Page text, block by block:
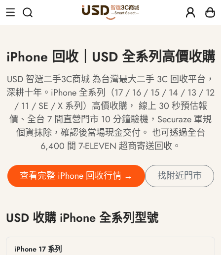
iPhone 回收｜USD 全系列高價收購
USD 智選二手3C商城 為台灣最大二手 3C 回收平台，
深耕十年。iPhone 全系列（17 / 16 / 15 / 14 / 13 / 12
/ 11 / SE / X 系列）高價收購， 線上 30 秒預估報
價、全台 7 間直營門市 10 分鐘驗機，Securaze 軍規
個資抹除，確認後當場現金交付。 也可透過全台
6,400 間 7-ELEVEN 超商寄送回收。
查看完整 iPhone 回收行情 → 找附近門市
USD 收購 iPhone 全系列型號
iPhone 17 系列